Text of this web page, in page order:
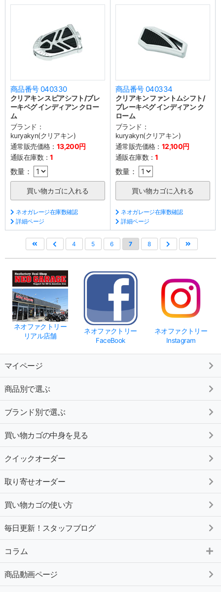
商品番号 040330
クリアキン スピアシフト/ブレ
ーキペグ インディアン クロー
ム
ブランド：
kuryakyn(クリアキン)
通常販売価格： 13,200円
通販在庫数：1
数量：
ネオガレージ在庫数確認
詳細ページ
商品番号 040334
クリアキン ファントムシフト/
ブレーキペグ インディアン ク
ローム
ブランド：
kuryakyn(クリアキン)
通常販売価格： 12,100円
通販在庫数：1
数量：
ネオガレージ在庫数確認
詳細ページ
4 5 6 7 8
ネオファクトリー
リアル店舗
ネオファクトリー
FaceBook
ネオファクトリー
Instagram
マイページ
商品別で選ぶ
ブランド別で選ぶ
買い物カゴの中身を見る
クイックオーダー
取り寄せオーダー
買い物カゴの使い方
毎日更新！スタッフブログ
コラム
商品動画ページ